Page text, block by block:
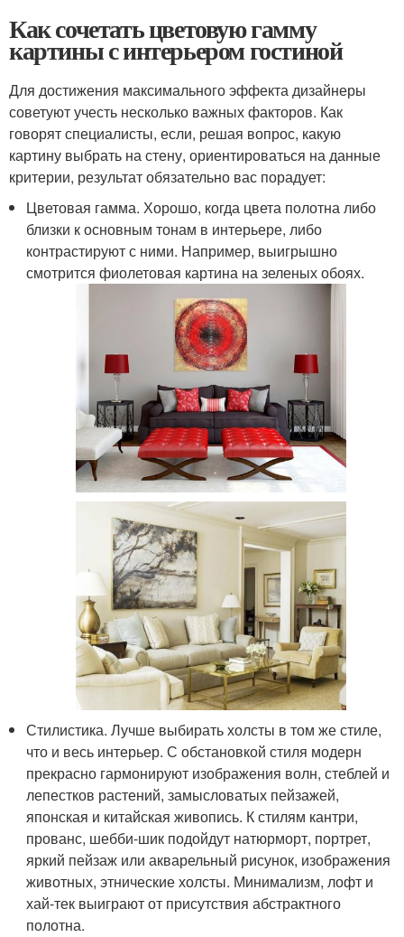
Как сочетать цветовую гамму
картины с интерьером гостиной
Для достижения максимального эффекта дизайнеры
советуют учесть несколько важных факторов. Как
говорят специалисты, если, решая вопрос, какую
картину выбрать на стену, ориентироваться на данные
критерии, результат обязательно вас порадует:
Цветовая гамма. Хорошо, когда цвета полотна либо
близки к основным тонам в интерьере, либо
контрастируют с ними. Например, выигрышно
смотрится фиолетовая картина на зеленых обоях.
Стилистика. Лучше выбирать холсты в том же стиле,
что и весь интерьер. С обстановкой стиля модерн
прекрасно гармонируют изображения волн, стеблей и
лепестков растений, замысловатых пейзажей,
японская и китайская живопись. К стилям кантри,
прованс, шебби-шик подойдут натюрморт, портрет,
яркий пейзаж или акварельный рисунок, изображения
животных, этнические холсты. Минимализм, лофт и
хай-тек выиграют от присутствия абстрактного
полотна.